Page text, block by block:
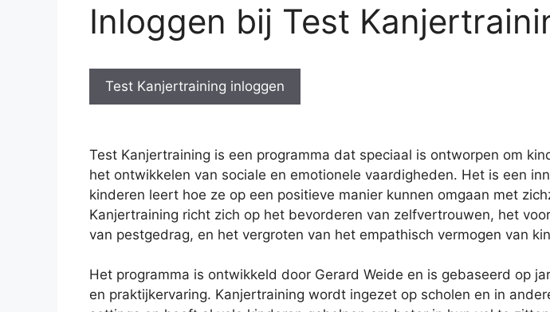
Inloggen bij Test
Test Kanjertraining inloggen
Test Kanjertraining is een programma dat speciaal is ontworpen om
het ontwikkelen van sociale en emotionele vaardigheden. Het is een
kinderen leert hoe ze op een positieve manier kunnen omgaan met
Kanjertraining richt zich op het bevorderen van zelfvertrouwen, het
van pestgedrag, en het vergroten van het empathisch vermogen van
Het programma is ontwikkeld door Gerard Weide en is gebaseerd op
en praktijkervaring. Kanjertraining wordt ingezet op scholen en in